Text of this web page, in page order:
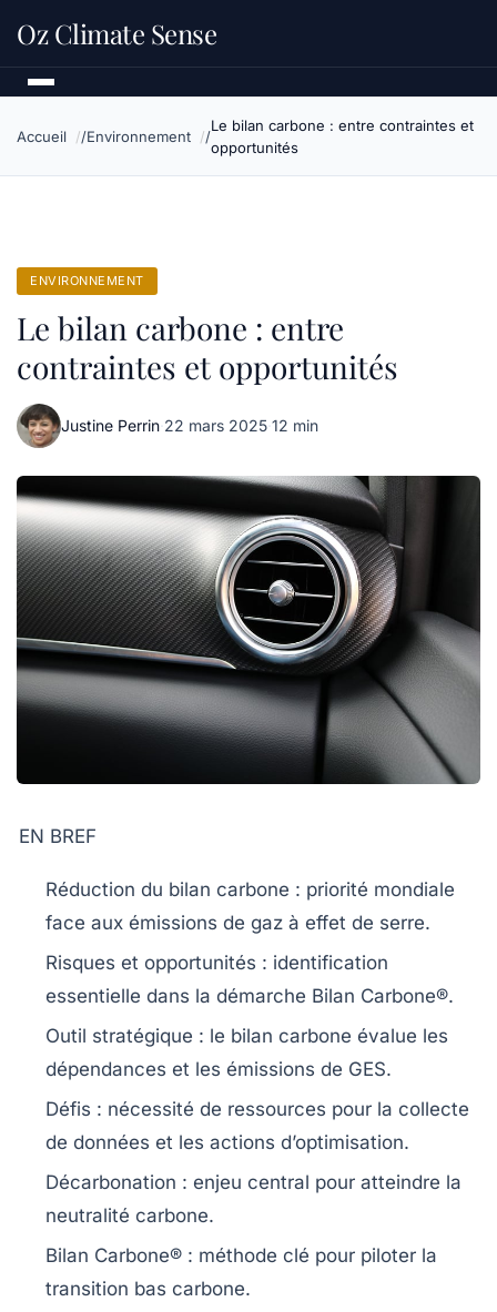
Oz Climate Sense
Accueil Environnement
Le bilan carbone : entre contraintes et
opportunités
ENVIRONNEMENT
Le bilan carbone : entre
contraintes et opportunités
Justine Perrin·22 mars 2025·12 min
EN BREF
Réduction du bilan carbone : priorité mondiale
face aux émissions de gaz à effet de serre.
Risques et opportunités : identification
essentielle dans la démarche Bilan Carbone®.
Outil stratégique : le bilan carbone évalue les
dépendances et les émissions de GES.
Défis : nécessité de ressources pour la collecte
de données et les actions d’optimisation.
Décarbonation : enjeu central pour atteindre la
neutralité carbone.
Bilan Carbone® : méthode clé pour piloter la
transition bas carbone.